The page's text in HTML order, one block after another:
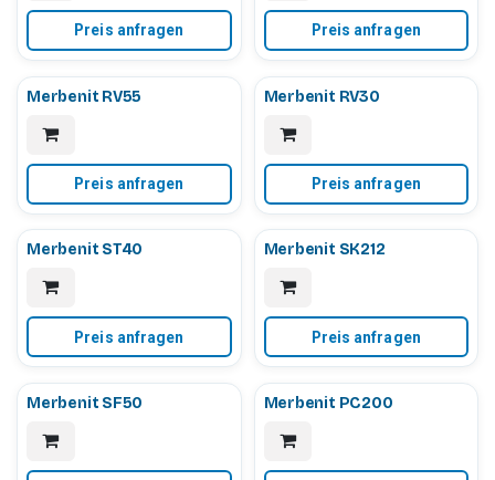
Preis anfragen Preis anfragen
Merbenit RV55
Preis anfragen
Merbenit RV30
Preis anfragen
Merbenit ST40
Preis anfragen
Merbenit SK212
Preis anfragen
Merbenit SF50 Merbenit PC200